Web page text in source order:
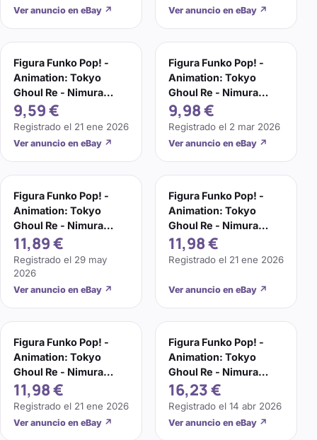
Ver anuncio en eBay ↗ Ver anuncio en eBay ↗
Figura Funko Pop! -
Animation: Tokyo
Ghoul Re - Nimura
Furuta, Vinilo, 9 cm
9,59 €
Registrado el 21 ene 2026
Ver anuncio en eBay ↗
Figura Funko Pop! -
Animation: Tokyo
Ghoul Re - Nimura
Furuta, Vinilo, 9 cm
9,98 €
Registrado el 2 mar 2026
Ver anuncio en eBay ↗
Figura Funko Pop! -
Animation: Tokyo
Ghoul Re - Nimura
Furuta, Vinilo, 9 cm
11,89 €
Registrado el 29 may
2026
Ver anuncio en eBay ↗
Figura Funko Pop! -
Animation: Tokyo
Ghoul Re - Nimura
Furuta, Vinilo, 9 cm
11,98 €
Registrado el 21 ene 2026
Ver anuncio en eBay ↗
Figura Funko Pop! -
Animation: Tokyo
Ghoul Re - Nimura
Furuta, Vinilo, 9 cm
11,98 €
Registrado el 21 ene 2026
Ver anuncio en eBay ↗
Figura Funko Pop! -
Animation: Tokyo
Ghoul Re - Nimura
Furuta, Vinilo, 9 cm
16,23 €
Registrado el 14 abr 2026
Ver anuncio en eBay ↗